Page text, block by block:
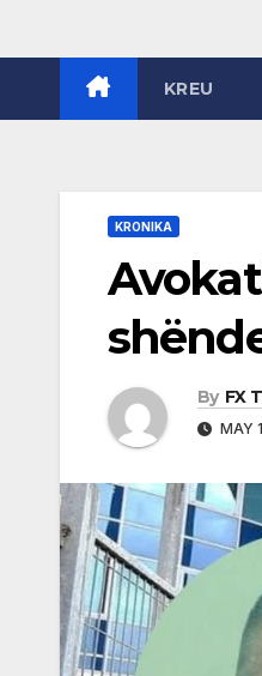
KREU
KRONIKA
By FX
MAY